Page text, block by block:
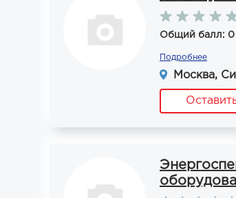
Общий балл: 0
Подробнее
Москва,